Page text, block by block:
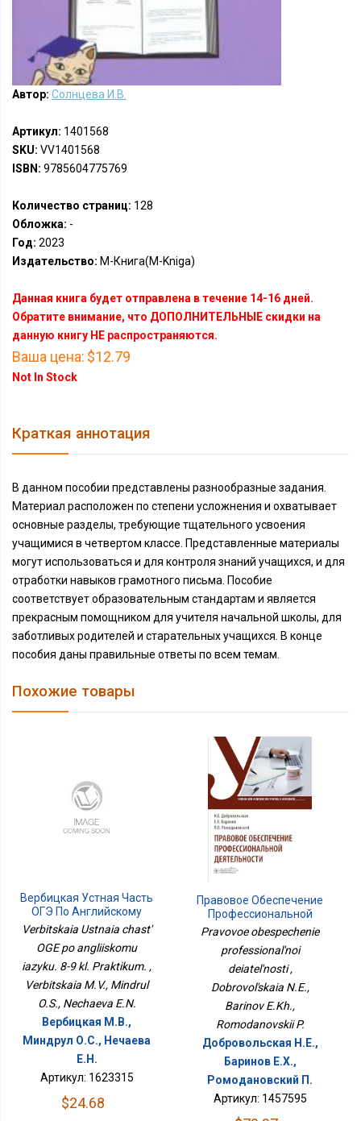
Автор: Солнцева И.В.
Артикул: 1401568
SKU: VV1401568
ISBN: 9785604775769
Количество страниц: 128
Обложка: -
Год: 2023
Издательство: М-Книга(M-Kniga)
Данная книга будет отправлена в течение 14-16 дней.
Обратите внимание, что ДОПОЛНИТЕЛЬНЫЕ скидки на
данную книгу НЕ распространяются.
Ваша цена: $12.79
Not In Stock
Краткая аннотация
В данном пособии представлены разнообразные задания.
Материал расположен по степени усложнения и охватывает
основные разделы, требующие тщательного усвоения
учащимися в четвертом классе. Представленные материалы
могут использоваться и для контроля знаний учащихся, и для
отработки навыков грамотного письма. Пособие
соответствует образовательным стандартам и является
прекрасным помощником для учителя начальной школы, для
заботливых родителей и старательных учащихся. В конце
пособия даны правильные ответы по всем темам.
Похожие товары
Вербицкая Устная Часть
ОГЭ По Английскому
Языку. 8-9 Кл.
Verbitskaia Ustnaia chast'
OGE po angliiskomu
iazyku. 8-9 kl. Praktikum. ,
Verbitskaia M.V., Mindrul
O.S., Nechaeva E.N.
Вербицкая М.В.,
Миндрул О.С., Нечаева
Е.Н.
Артикул: 1623315
$24.68
Правовое Обеспечение
Профессиональной
Деятельности
Pravovoe obespechenie
professional'noi
deiatel'nosti ,
Dobrovol'skaia N.E.,
Barinov E.Kh.,
Romodanovskii P.
Добровольская Н.Е.,
Баринов Е.Х.,
Ромодановский П.
Артикул: 1457595